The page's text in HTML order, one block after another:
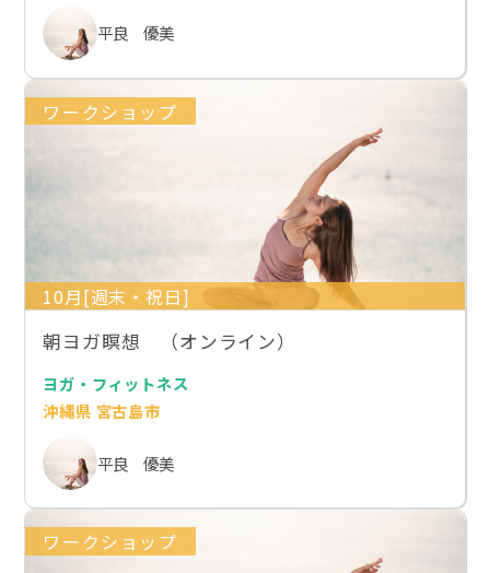
平良 優美
ワークショップ
10月[週末・祝日]
朝ヨガ瞑想 （オンライン）
ヨガ・フィットネス
沖縄県 宮古島市
平良 優美
ワークショップ